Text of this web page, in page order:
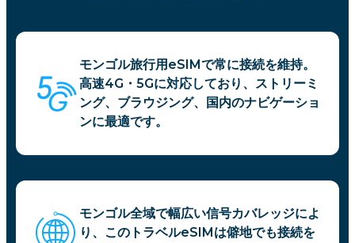
モンゴル旅行用eSIMで常に接続を維持。
高速4G・5Gに対応しており、ストリーミ
ング、ブラウジング、国内のナビゲーショ
ンに最適です。
モンゴル全域で幅広い信号カバレッジによ
り、このトラベルeSIMは僻地でも接続を